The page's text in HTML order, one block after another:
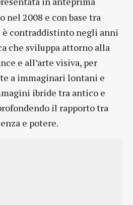
nel 2008 e con base tra
è contraddistinto negli anni
che sviluppa attorno alla
e all’arte visiva, per
a immaginari lontani e
ibride tra antico e
il rapporto tra
e potere.